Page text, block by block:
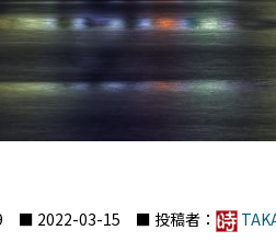
■ 2022-03-15 ■ 投稿者：